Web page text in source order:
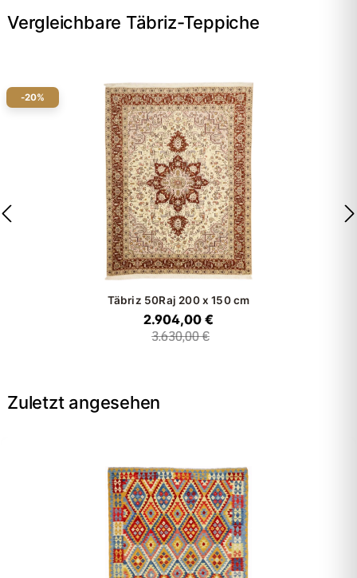
Vergleichbare Täbriz-Teppiche
-20%
Täbriz 50Raj 200 x 150 cm
2.904,00 €
3.630,00 €
Zuletzt angesehen